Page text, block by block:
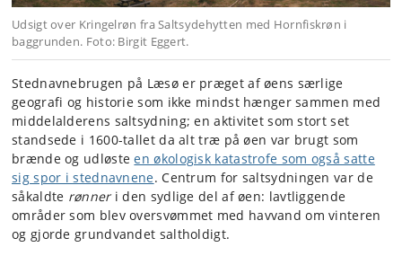
Udsigt over Kringelrøn fra Saltsydehytten med Hornfiskrøn i
baggrunden. Foto: Birgit Eggert.
Stednavnebrugen på Læsø er præget af øens særlige
geografi og historie som ikke mindst hænger sammen med
middelalderens saltsydning; en aktivitet som stort set
standsede i 1600-tallet da alt træ på øen var brugt som
brænde og udløsteen økologisk katastrofe som også satte
sig spor i stednavnene. Centrum for saltsydningen var de
såkaldte rønneri den sydlige del af øen: lavtliggende
områder som blev oversvømmet med havvand om vinteren
og gjorde grundvandet saltholdigt.